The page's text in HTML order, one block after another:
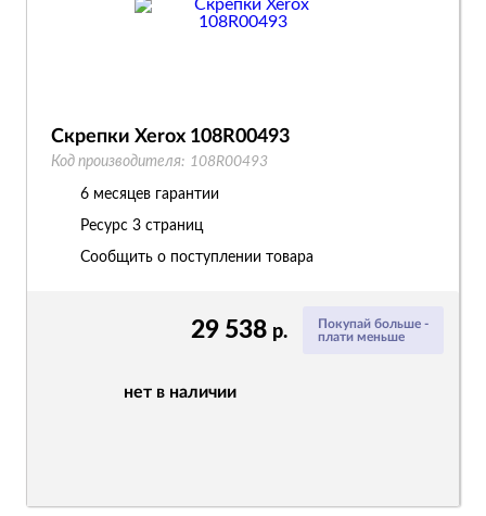
Покупай больше -
плати меньше
29 538 р.
нет в наличии
Скрепки Xerox 108R00493
Код производителя: 108R00493
6 месяцев гарантии
Ресурс 3 страниц
Сообщить о поступлении товара